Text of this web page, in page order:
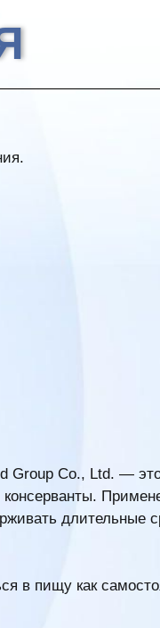
Group Co., Ltd. —
консерванты.
длительные
в пищу как